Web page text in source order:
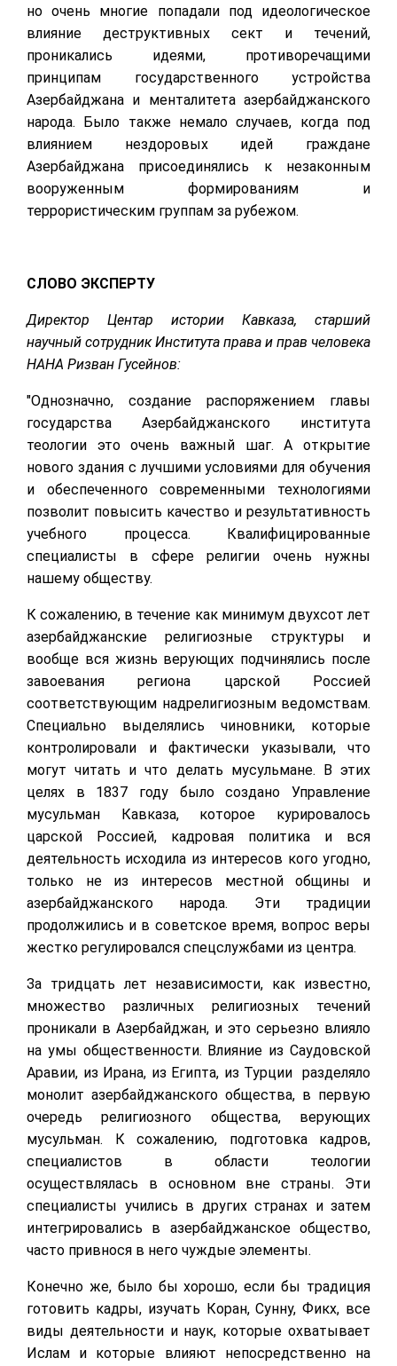
но очень многие попадали под идеологическое
влияние деструктивных сект и течений,
проникались идеями, противоречащими
принципам государственного устройства
Азербайджана и менталитета азербайджанского
народа. Было также немало случаев, когда под
влиянием нездоровых идей граждане
Азербайджана присоединялись к незаконным
вооруженным формированиям и
террористическим группам за рубежом.
СЛОВО ЭКСПЕРТУ
Директор Центар истории Кавказа, старший
научный сотрудник Института права и прав человека
НАНА Ризван Гусейнов:
"Однозначно, создание распоряжением главы
государства Азербайджанского института
теологии это очень важный шаг. А открытие
нового здания с лучшими условиями для обучения
и обеспеченного современными технологиями
позволит повысить качество и результативность
учебного процесса. Квалифицированные
специалисты в сфере религии очень нужны
нашему обществу.
К сожалению, в течение как минимум двухсот лет
азербайджанские религиозные структуры и
вообще вся жизнь верующих подчинялись после
завоевания региона царской Россией
соответствующим надрелигиозным ведомствам.
Специально выделялись чиновники, которые
контролировали и фактически указывали, что
могут читать и что делать мусульмане. В этих
целях в 1837 году было создано Управление
мусульман Кавказа, которое курировалось
царской Россией, кадровая политика и вся
деятельность исходила из интересов кого угодно,
только не из интересов местной общины и
азербайджанского народа. Эти традиции
продолжились и в советское время, вопрос веры
жестко регулировался спецслужбами из центра.
За тридцать лет независимости, как известно,
множество различных религиозных течений
проникали в Азербайджан, и это серьезно влияло
на умы общественности. Влияние из Саудовской
Аравии, из Ирана, из Египта, из Турции разделяло
монолит азербайджанского общества, в первую
очередь религиозного общества, верующих
мусульман. К сожалению, подготовка кадров,
специалистов в области теологии
осуществлялась в основном вне страны. Эти
специалисты учились в других странах и затем
интегрировались в азербайджанское общество,
часто привнося в него чуждые элементы.
Конечно же, было бы хорошо, если бы традиция
готовить кадры, изучать Коран, Сунну, Фикх, все
виды деятельности и наук, которые охватывает
Ислам и которые влияют непосредственно на